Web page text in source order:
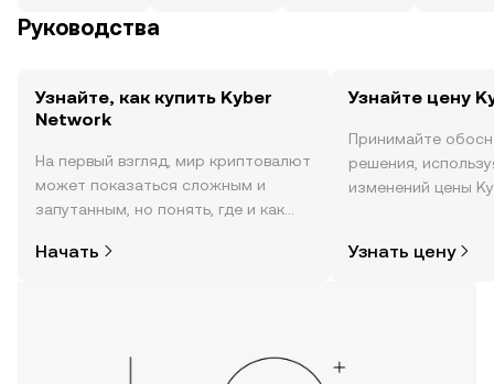
Руководства
Узнайте, как купить Kyber
Network
На первый взгляд, мир криптовалют
может показаться сложным и
запутанным, но понять, где и как
так сложно. Начните исследовать
Начать
Узнайте цену
Принимайте
решения,
изменений цены
новости и многое
Узнать цену